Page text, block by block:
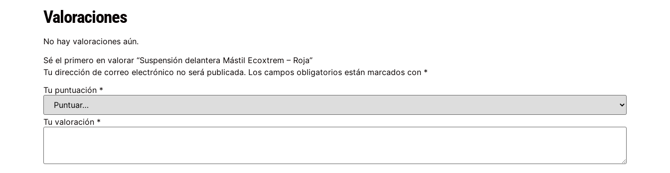
Valoraciones
No hay valoraciones aún.
Sé el primero en valorar “Suspensión delantera Mástil Ecoxtrem – Roja”
Tu dirección de correo electrónico no será publicada. Los campos obligatorios están marcados con *
Tu puntuación *
Tu valoración *